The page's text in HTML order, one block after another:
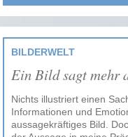
BILDERWELT
Ein Bild sagt mehr
Nichts illustriert einen
Informationen und
aussagekräftiges Bild.